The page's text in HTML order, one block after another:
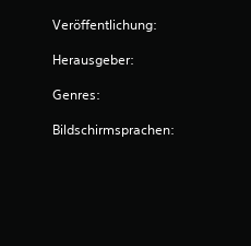
Veröffentlichung:
Herausgeber:
Genres:
Bildschirmsprachen: